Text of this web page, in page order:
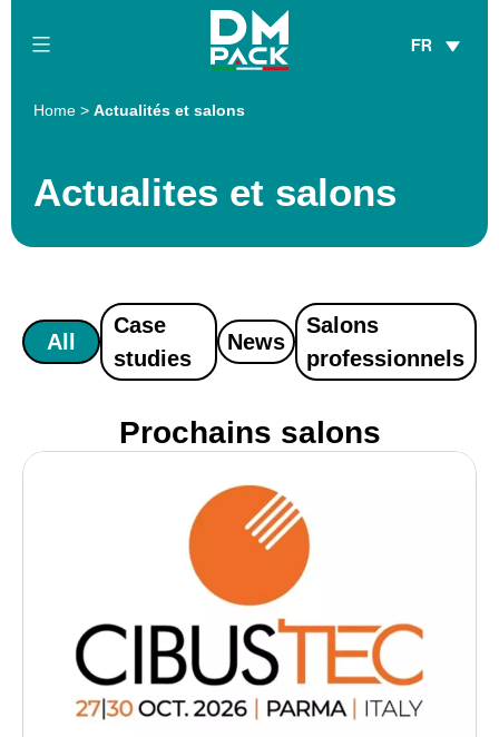
DM
FR
Home > Actualités et salons
Actualites et salons
All
Case
studies
News
Salons
professionnels
Prochains salons